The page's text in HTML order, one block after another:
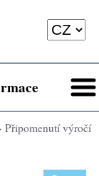
Připomenutí výročí